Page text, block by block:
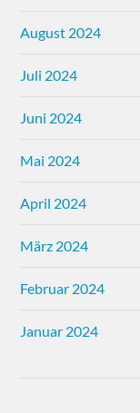
August 2024
Juli 2024
Juni 2024
Mai 2024
April 2024
März 2024
Februar 2024
Januar 2024